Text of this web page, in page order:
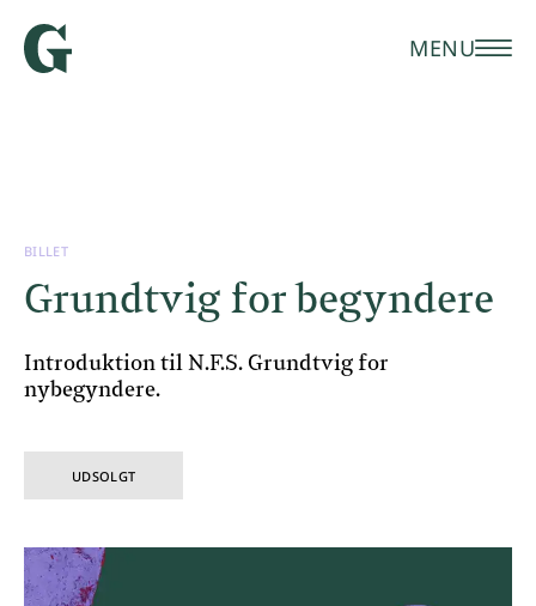
MENU
BILLET
Grundtvig for begyndere
Introduktion til N.F.S. Grundtvig for
nybegyndere.
UDSOLGT